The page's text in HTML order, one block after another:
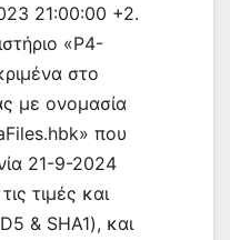
21:00:00 +2.
«P4-
στο
με ονομασία
που
21-9-2024
τιμές και
& SHA1), και